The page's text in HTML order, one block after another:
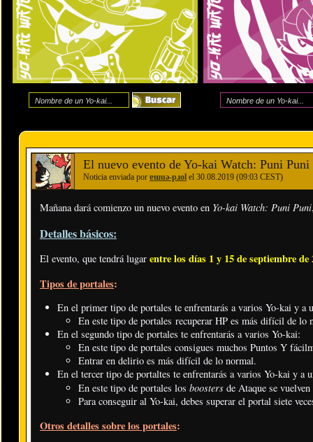
El nuevo evento de Yo-kai Watch: Puni
Noticia enviada por ɐɯuǝ-pɹol el 30.08.2019 (09:03 CEST)
Mañana dará comienzo un nuevo evento en Yo-kai Watch: Puni Puni
Detalles básicos:
El evento, que tendrá lugar entre los días 1 y 15 de septiembre de
Tipos de portales:
En el primer tipo de portales te enfrentarás a varios Yo-kai y a
En este tipo de portales recuperar HP es más difícil de lo
En el segundo tipo de portales te enfrentarás a varios Yo-kai:
En este tipo de portales consigues muchos Puntos Y
Entrar en delirio es más difícil de lo normal.
En el tercer tipo de portaltes te enfrentarás a varios Yo-kai y a
En este tipo de portales los boosters de Ataque se
Para conseguir al Yo-kai, debes superar el portal siete
Otros detalles sobre los portales: